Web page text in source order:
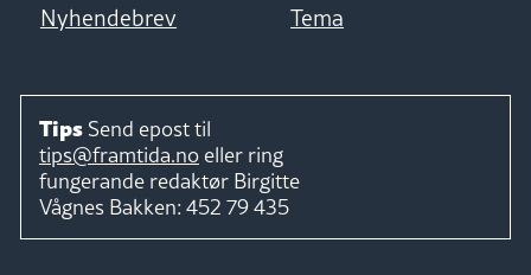
Nyhendebrev
Tema
Tips Send epost til
tips@framtida.no eller ring
fungerande redaktør Birgitte
Vågnes Bakken: 452 79 435